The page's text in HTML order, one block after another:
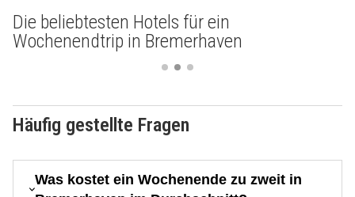
Die beliebtesten Hotels für ein
Wochenendtrip in Bremerhaven
Häufig gestellte Fragen
Was kostet ein Wochenende zu zweit in